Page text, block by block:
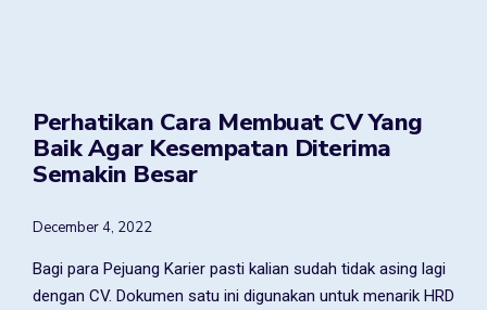
Perhatikan Cara Membuat CV Yang
Baik Agar Kesempatan Diterima
Semakin Besar
December 4, 2022
Bagi para Pejuang Karier pasti kalian sudah tidak asing lagi
dengan CV. Dokumen satu ini digunakan untuk menarik HRD